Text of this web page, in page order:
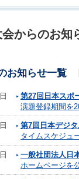
からのお知
お知らせ一覧
第27回日本スポ
演題登録期間を
第7回日本デジ
タイムスケジュ
一般社団法人日
ホームページを